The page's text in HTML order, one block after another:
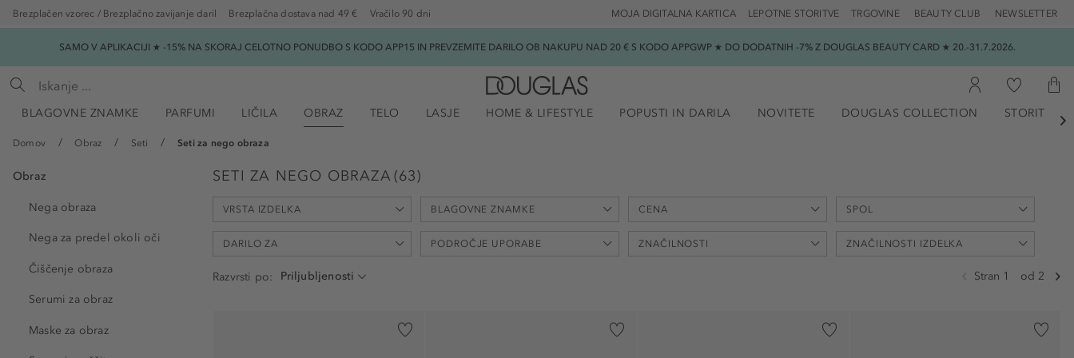
Brezplačen vzorec / Brezplačno zavijanje daril Brezplačna dostava nad 49 € Vračilo 90 dni TRGOVINE BEAUTY CLUB NEWSLETTER
LEPOTNE STORITVE
MOJA DIGITALNA KARTICA
SAMO V APLIKACIJI ★ -15% NA SKORAJ CELOTNO PONUDBO S KODO APP15 IN PREVZEMITE DARILO OB NAKUPU NAD 20 € S KODO APPGWP ★ DO DODATNIH -7% Z DOUGLAS BEAUTY CARD ★ 20.-31.7.2026.
BLAGOVNE ZNAMKE PARFUMI LIČILA OBRAZ TELO LASJE HOME & LIFESTYLE POPUSTI IN DARILA NOVITETE DOUGLAS COLLECTION STORITVE

Domov Obraz Seti Seti za nego obraza
Obraz
Nega obraza
Nega za predel okoli oči
Čiščenje obraza
Serumi za obraz
Maske za obraz
SETI ZA NEGO OBRAZA (63)
VRSTA IZDELKA
Set (62)
BLAGOVNE ZNAMKE CENA SPOL
DARILO ZA PODROČJE UPORABE ZNAČILNOSTI ZNAČILNOSTI IZDELKA
Razvrsti po Stran 1 od 2